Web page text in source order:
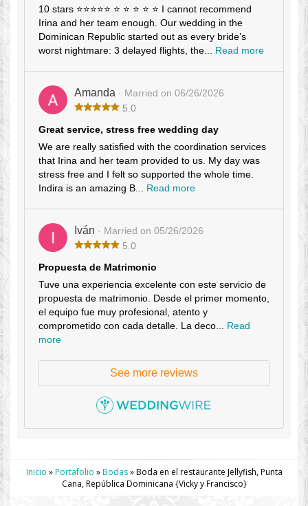
10 stars ⭐⭐⭐⭐⭐ ⭐ ⭐ ⭐ ⭐ ⭐ I cannot recommend
Irina and her team enough. Our wedding in the
Dominican Republic started out as every bride’s
worst nightmare: 3 delayed flights, the... Read more
Amanda · Married on 06/26/2026
5.0
Great service, stress free wedding day
We are really satisfied with the coordination services
that Irina and her team provided to us. My day was
stress free and I felt so supported the whole time.
Indira is an amazing B... Read more
Iván · Married on 05/26/2026
5.0
Propuesta de Matrimonio
Tuve una experiencia excelente con este servicio de
propuesta de matrimonio. Desde el primer momento,
el equipo fue muy profesional, atento y
comprometido con cada detalle. La deco... Read
more
See more reviews
Inicio »Portafolio »Bodas»Boda en el restaurante Jellyfish, Punta
Cana, República Dominicana {Vicky y Francisco}